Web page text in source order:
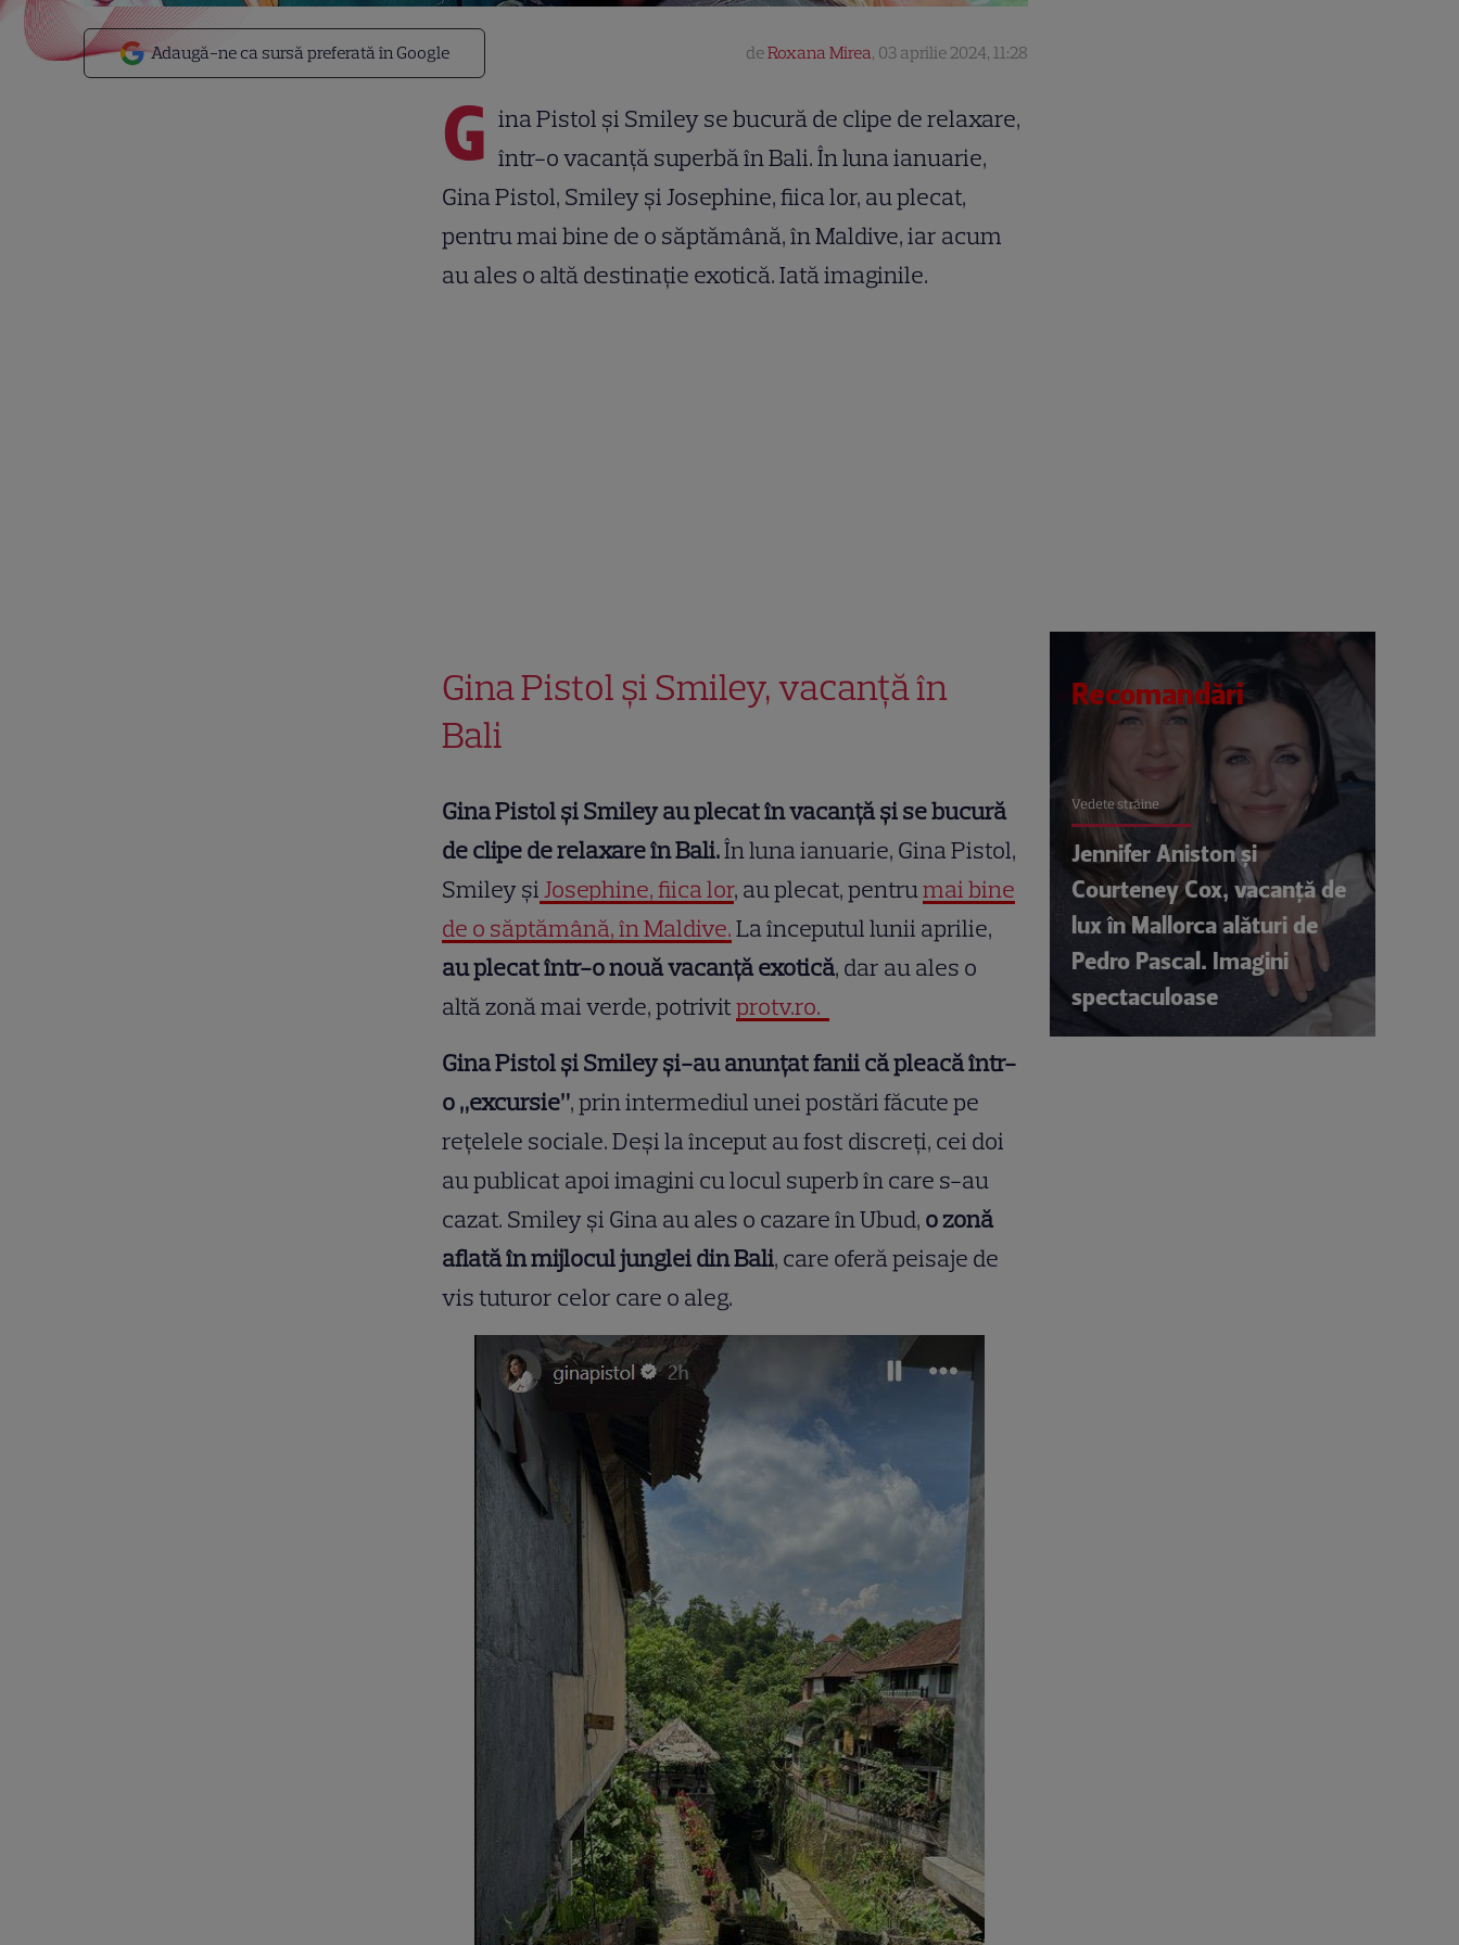
Adaugă-ne ca sursă preferată în Google deRoxana Mirea, 03 aprilie 2024, 11:28
G ina Pistol și Smiley se bucură de clipe de relaxare,
într-o vacanță superbă în Bali. În luna ianuarie,
Gina Pistol, Smiley și Josephine, fiica lor, au plecat,
pentru mai bine de o săptămână, în Maldive, iar acum
au ales o altă destinație exotică. Iată imaginile.
Gina Pistol și Smiley, vacanță în
Bali
Gina Pistol și Smiley au plecat în vacanță și se bucură
de clipe de relaxare în Bali.În luna ianuarie, Gina Pistol,
Smiley șiJosephine, fiica lor, au plecat, pentrumai bine
de o săptămână, în Maldive.La începutul lunii aprilie,
au plecat într-o nouă vacanță exotică, dar au ales o
altă zonă mai verde, potrivitprotv.ro.
Gina Pistol și Smiley și-au anunțat fanii că pleacă într-
o „excursie”, prin intermediul unei postări făcute pe
rețelele sociale. Deși la început au fost discreți, cei doi
au publicat apoi imagini cu locul superb în care s-au
cazat. Smiley și Gina au ales o cazare în Ubud, o zonă
aflată în mijlocul junglei din Bali, care oferă peisaje de
vis tuturor celor care o aleg.
Recomandări
Vedete străine
Jennifer Aniston și
Courteney Cox, vacanță de
lux în Mallorca alături de
Pedro Pascal. Imagini
spectaculoase